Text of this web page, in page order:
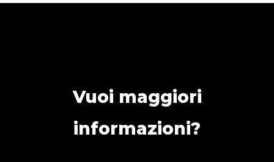
Vuoi maggiori
informazioni?